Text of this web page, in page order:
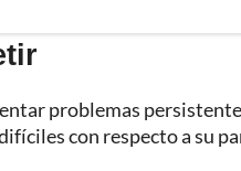
problemas
con respecto a su